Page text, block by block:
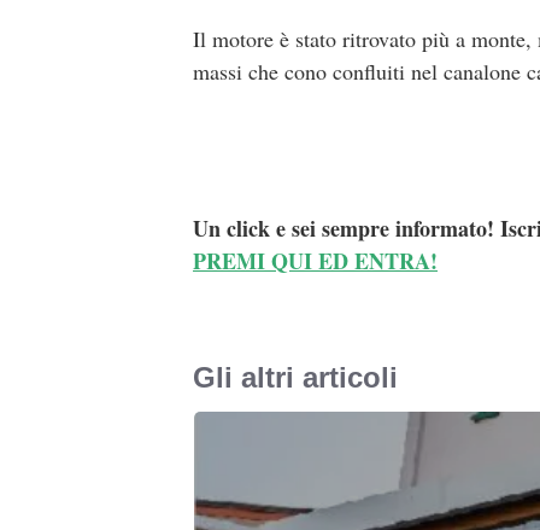
Il motore è stato ritrovato più a monte,
massi che cono confluiti nel canalone
Un click e sei sempre informato!
PREMI QUI ED ENTRA!
Gli altri articoli